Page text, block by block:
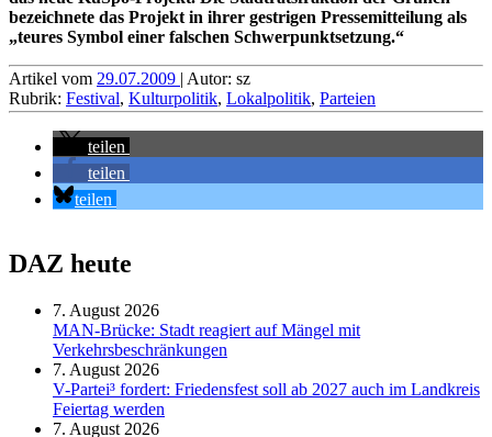
bezeichnete das Projekt in ihrer gestrigen Pressemitteilung als
„teures Symbol einer falschen Schwerpunktsetzung.“
Artikel vom 29.07.2009 | Autor: sz
Rubrik: Festival, Kulturpolitik, Lokalpolitik, Parteien
teilen
teilen
teilen
DAZ heute
7. August 2026
MAN-Brücke: Stadt reagiert auf Mängel mit
Verkehrsbeschränkungen
7. August 2026
V-Partei­³ fordert: Friedens­fest soll ab 2027 auch im Land­kreis
Feier­tag werden
7. August 2026